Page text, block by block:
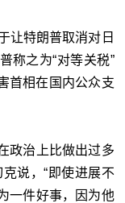
让特朗普取消对日
称之为“对等关税”
首相在国内公众支
政治上比做出过多
说，“即使进展不
一件好事，因为他